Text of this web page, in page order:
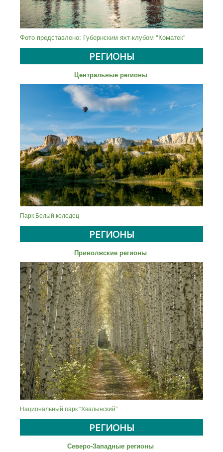
Фото представлено: Губернским яхт-клубом "Коматек"
РЕГИОНЫ
Центральные регионы
Парк Белый колодец
РЕГИОНЫ
Приволжские регионы
Национальный парк “Хвалынский”
РЕГИОНЫ
Северо-Западные регионы